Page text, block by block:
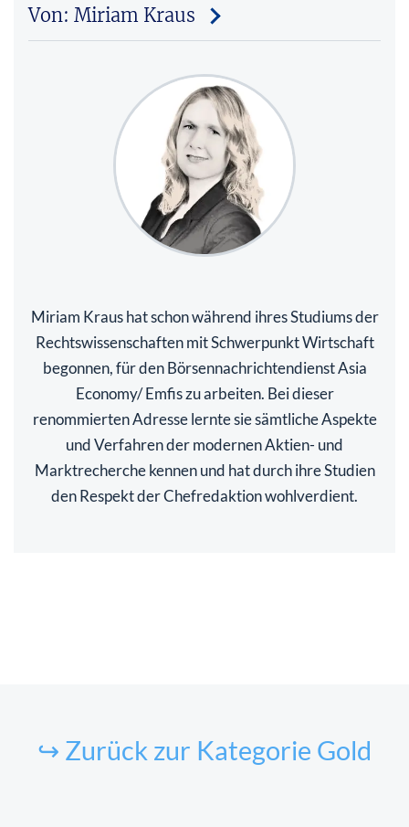
Von: Miriam Kraus
Miriam Kraus hat schon während ihres Studiums der
Rechtswissenschaften mit Schwerpunkt Wirtschaft
begonnen, für den Börsennachrichtendienst Asia
Economy/ Emfis zu arbeiten. Bei dieser
renommierten Adresse lernte sie sämtliche Aspekte
und Verfahren der modernen Aktien- und
Marktrecherche kennen und hat durch ihre Studien
den Respekt der Chefredaktion wohlverdient.
↪ Zurück zur Kategorie Gold